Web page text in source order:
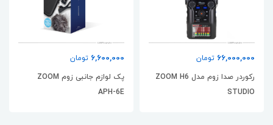
66,000,000 تومان
رکوردر صدا زوم مدل ZOOM H6
STUDIO
6,600,000 تومان
پک لوازم جانبی زوم ZOOM
APH-6E